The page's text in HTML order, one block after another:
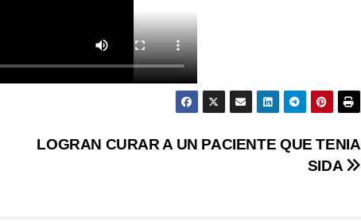
LOGRAN CURAR A UN PACIENTE QUE TENIA
SIDA